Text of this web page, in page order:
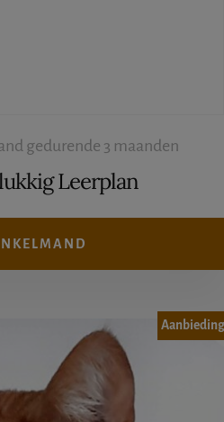
gedurende 3 maanden
Leerplan